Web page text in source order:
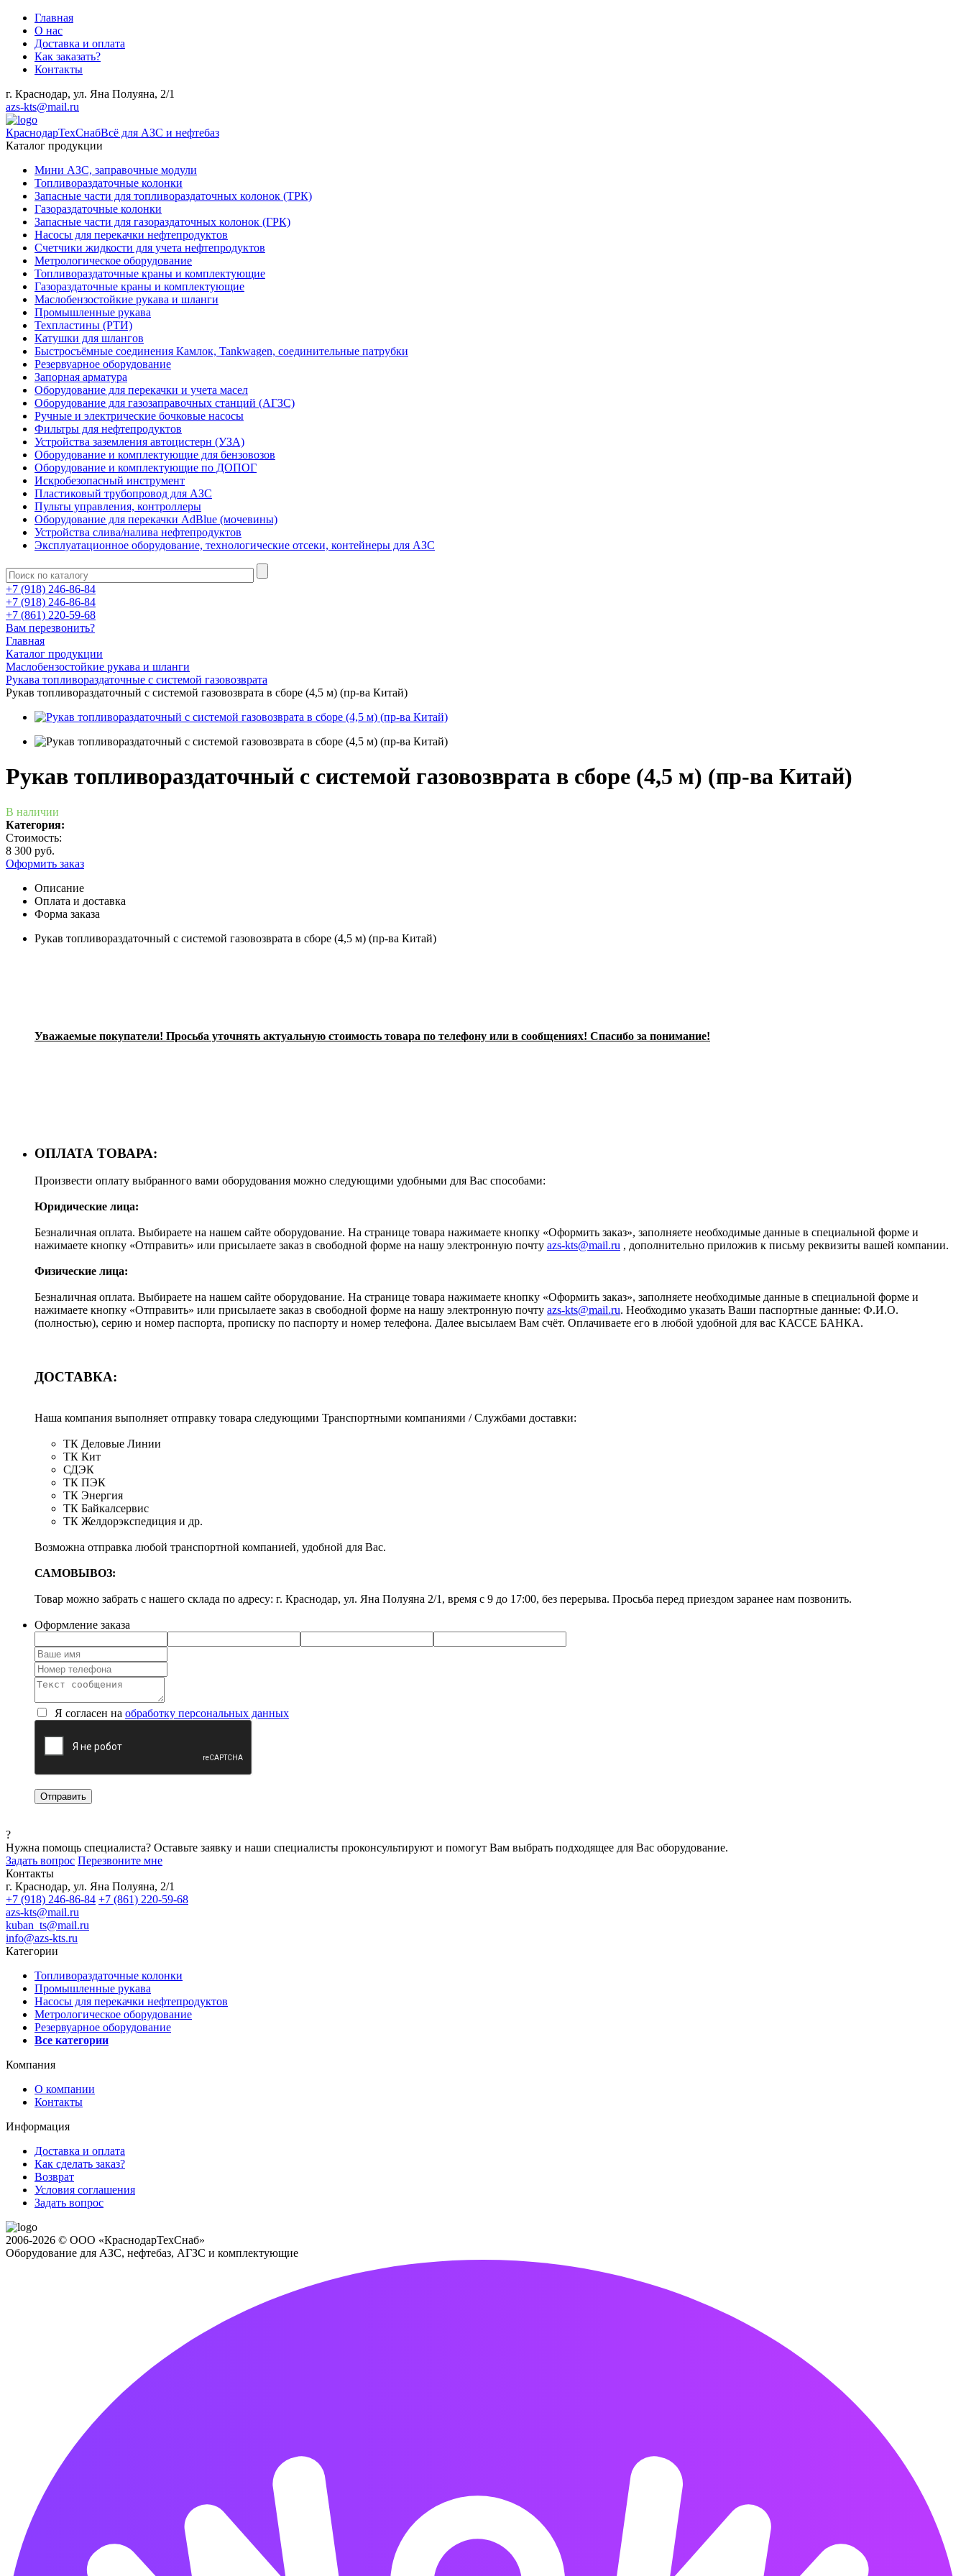
Главная
О нас
Доставка и оплата
Как заказать?
Контакты
г. Краснодар, ул. Яна Полуяна, 2/1
azs-kts@mail.ru
КраснодарТехСнабВсё для АЗС и нефтебаз
Каталог продукции
Мини АЗС, заправочные модули
Топливораздаточные колонки
Запасные части для топливораздаточных колонок (ТРК)
Газораздаточные колонки
Запасные части для газораздаточных колонок (ГРК)
Насосы для перекачки нефтепродуктов
Счетчики жидкости для учета нефтепродуктов
Метрологическое оборудование
Топливораздаточные краны и комплектующие
Газораздаточные краны и комплектующие
Маслобензостойкие рукава и шланги
Промышленные рукава
Техпластины (РТИ)
Катушки для шлангов
Быстросъёмные соединения Камлок, Tankwagen, соединительные патрубки
Резервуарное оборудование
Запорная арматура
Оборудование для перекачки и учета масел
Оборудование для газозаправочных станций (АГЗС)
Ручные и электрические бочковые насосы
Фильтры для нефтепродуктов
Устройства заземления автоцистерн (УЗА)
Оборудование и комплектующие для бензовозов
Оборудование и комплектующие по ДОПОГ
Искробезопасный инструмент
Пластиковый трубопровод для АЗС
Пульты управления, контроллеры
Оборудование для перекачки AdBlue (мочевины)
Устройства слива/налива нефтепродуктов
Эксплуатационное оборудование, технологические отсеки, контейнеры для АЗС
+7 (918) 246-86-84
+7 (918) 246-86-84
+7 (861) 220-59-68
Вам перезвонить?
Главная
Каталог продукции
Маслобензостойкие рукава и шланги
Рукава топливораздаточные с системой газовозврата
Рукав топливораздаточный с системой газовозврата в сборе (4,5 м) (пр-ва Китай)
Рукав топливораздаточный с системой газовозврата в сборе (4,5 м) (пр-ва Китай)
В наличии
Категория:
Стоимость:
8 300 руб.
Оформить заказ
Описание
Оплата и доставка
Форма заказа
Рукав топливораздаточный с системой газовозврата в сборе (4,5 м) (пр-ва Китай)
Уважаемые покупатели! Просьба уточнять актуальную стоимость товара по телефону или в сообщениях! Спасибо за понимание!
ОПЛАТА ТОВАРА:
Произвести оплату выбранного вами оборудования можно следующими удобными для Вас способами:
Юридические лица:
Безналичная оплата. Выбираете на нашем сайте оборудование. На странице товара нажимаете кнопку «Оформить заказ», заполняете необходимые данные в специальной форме и
нажимаете кнопку «Отправить» или присылаете заказ в свободной форме на нашу электронную почту azs-kts@mail.ru , дополнительно приложив к письму реквизиты вашей компании.
Физические лица:
Безналичная оплата. Выбираете на нашем сайте оборудование. На странице товара нажимаете кнопку «Оформить заказ», заполняете необходимые данные в специальной форме и
нажимаете кнопку «Отправить» или присылаете заказ в свободной форме на нашу электронную почту azs-kts@mail.ru. Необходимо указать Ваши паспортные данные: Ф.И.О.
(полностью), серию и номер паспорта, прописку по паспорту и номер телефона. Далее высылаем Вам счёт. Оплачиваете его в любой удобной для вас КАССЕ БАНКА.
ДОСТАВКА:
Наша компания выполняет отправку товара следующими Транспортными компаниями / Службами доставки:
ТК Деловые Линии
ТК Кит
СДЭК
ТК ПЭК
ТК Энергия
ТК Байкалсервис
ТК Желдорэкспедиция и др.
Возможна отправка любой транспортной компанией, удобной для Вас.
САМОВЫВОЗ:
Товар можно забрать с нашего склада по адресу: г. Краснодар, ул. Яна Полуяна 2/1, время с 9 до 17:00, без перерыва. Просьба перед приездом заранее нам позвонить.
Оформление заказа
Я согласен на обработку персональных данных
?
Нужна помощь специалиста? Оставьте заявку и наши специалисты проконсультируют и помогут Вам выбрать подходящее для Вас оборудование.
Задать вопрос Перезвоните мне
Контакты
г. Краснодар, ул. Яна Полуяна, 2/1
+7 (918) 246-86-84 +7 (861) 220-59-68
azs-kts@mail.ru
kuban_ts@mail.ru
info@azs-kts.ru
Категории
Топливораздаточные колонки
Промышленные рукава
Насосы для перекачки нефтепродуктов
Метрологическое оборудование
Резервуарное оборудование
Все категории
Компания
О компании
Контакты
Информация
Доставка и оплата
Как сделать заказ?
Возврат
Условия соглашения
Задать вопрос
2006-2026 © ООО «КраснодарТехСнаб»
Оборудование для АЗС, нефтебаз, АГЗС и комплектующие